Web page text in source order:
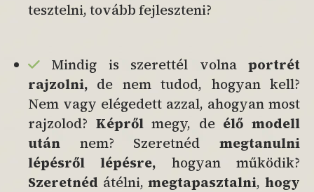
tesztelni, tovább fejleszteni?
Mindig is szerettél volnaportrét
rajzolni, de nem tudod, hogyan kell?
Nem vagy elégedett azzal, ahogyan most
rajzolod? Képrőlmegy, de élő modell
után nem? Szeretnédmegtanulni
lépésről lépésre, hogyan működik?
Szeretnéd átélni,megtapasztalni,hogy